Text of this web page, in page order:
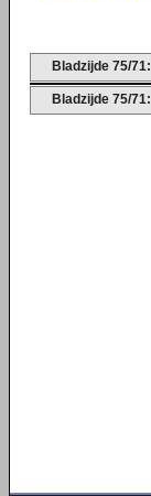
Bladzijde 75/71:
Bladzijde 75/71: